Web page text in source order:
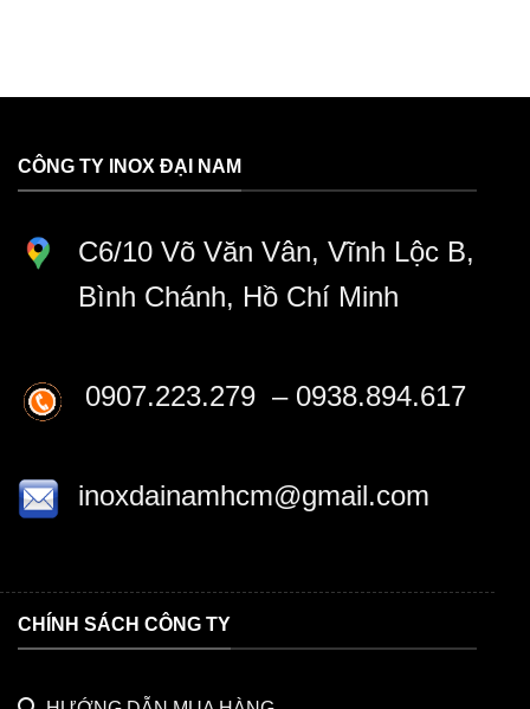
CÔNG TY INOX ĐẠI NAM
C6/10 Võ Văn Vân, Vĩnh Lộc B,
Bình Chánh, Hồ Chí Minh
0907.223.279 – 0938.894.617
inoxdainamhcm@gmail.com
CHÍNH SÁCH CÔNG TY